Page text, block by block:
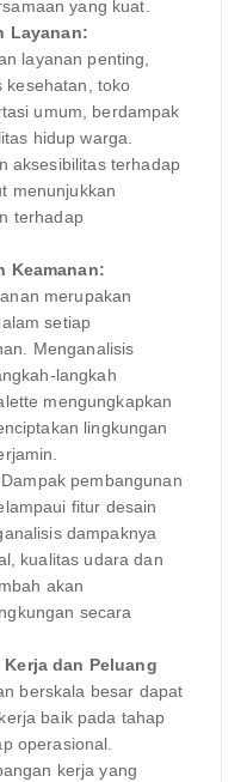
yang kuat.
Layanan:
layanan penting,
kesehatan, toko
umum, berdampak
hidup warga.
aksesibilitas terhadap
menunjukkan
terhadap
Keamanan:
merupakan
setiap
Menganalisis
langkah
mengungkapkan
lingkungan
Dampak pembangunan
fitur desain
dampaknya
kualitas udara dan
akan
secara
dan Peluang
berskala besar dapat
baik pada tahap
operasional.
kerja yang